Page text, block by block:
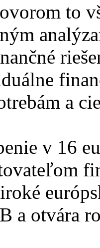
to
a
v 16
a otvára